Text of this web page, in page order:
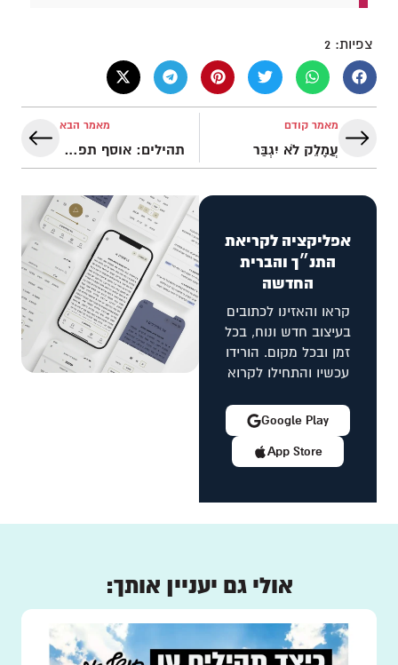
צפיות: 2
מאמר קודם
עֲמָלֵק לֹא יִגְבַּר
מאמר הבא
תהילים: אוסף תפילות או סיפור אחד גדול?
אפליקציה לקריאת
התנ״ך והברית
החדשה
קראו והאזינו לכתובים
בעיצוב חדש ונוח, בכל
זמן ובכל מקום. הורידו
עכשיו והתחילו לקרוא
App Store
Google Play
אולי גם יעניין אותך: